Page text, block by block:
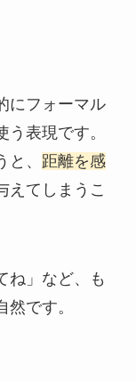
にフォーマル
表現です。
、 距離を感
えてしまうこ
ね」など、も
です。